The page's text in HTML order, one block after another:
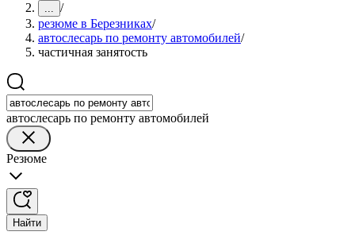
... /
резюме в Березниках/
автослесарь по ремонту автомобилей/
частичная занятость
автослесарь по ремонту автомобилей
Резюме
Найти